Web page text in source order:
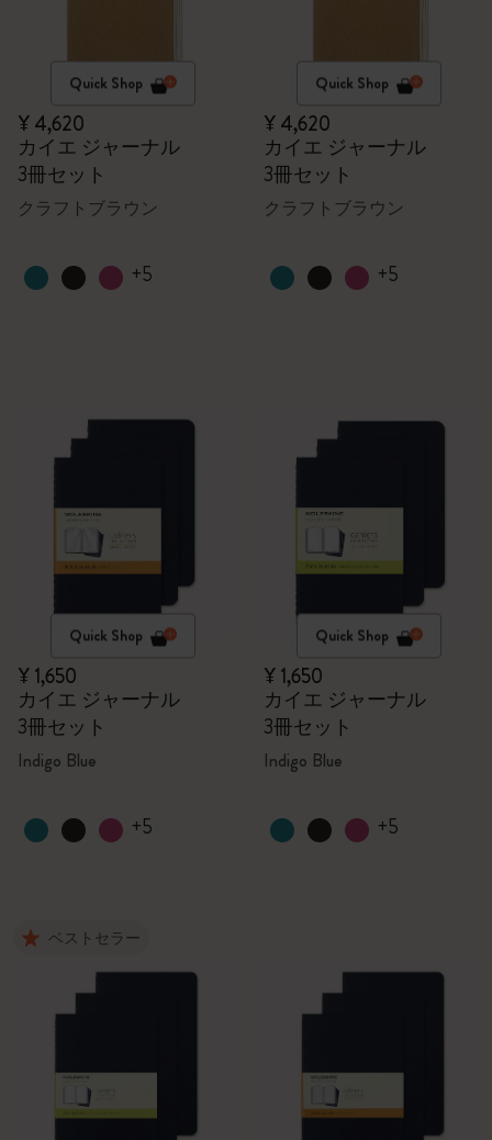
Quick Shop
¥ 4,620
カイエ ジャーナル
3冊セット
クラフトブラウン
+5
Quick Shop
¥ 4,620
カイエ ジャーナル
3冊セット
クラフトブラウン
+5
Quick Shop
¥ 1,650
カイエ ジャーナル
3冊セット
Indigo Blue
+5
Quick Shop
¥ 1,650
カイエ ジャーナル
3冊セット
Indigo Blue
+5
ベストセラー